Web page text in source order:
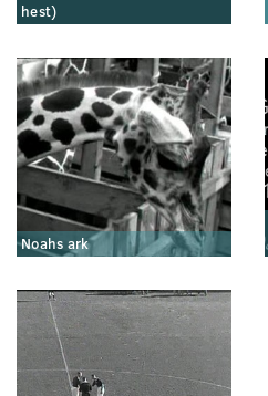
hest)
Noahs ark